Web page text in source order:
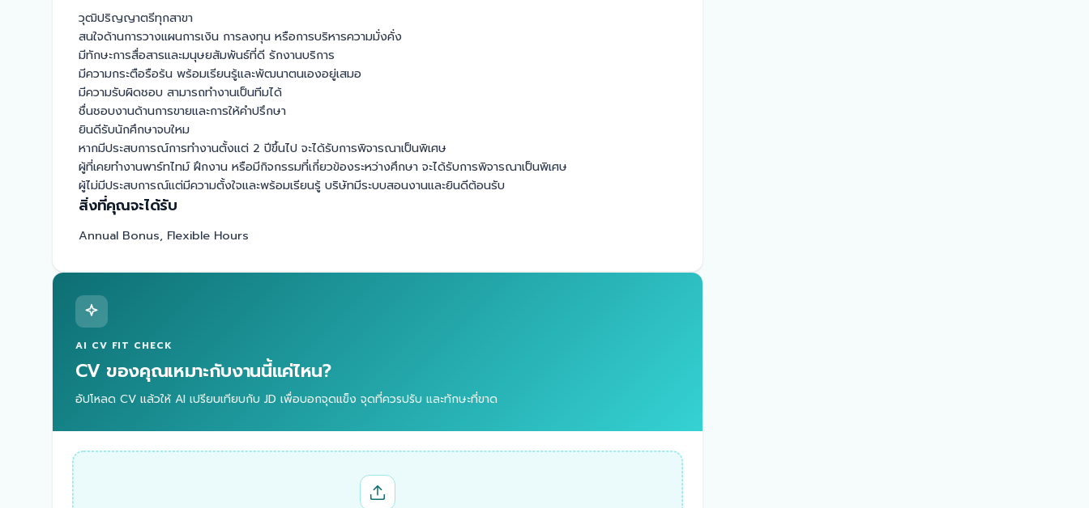
วุฒิปริญญาตรีทุกสาขา
สนใจด้านการวางแผนการเงิน การลงทุน หรือการบริหารความมั่งคั่ง
มีทักษะการสื่อสารและมนุษยสัมพันธ์ที่ดี รักงานบริการ
มีความกระตือรือร้น พร้อมเรียนรู้และพัฒนาตนเองอยู่เสมอ
มีความรับผิดชอบ สามารถทำงานเป็นทีมได้
ชื่นชอบงานด้านการขายและการให้คำปรึกษา
ยินดีรับนักศึกษาจบใหม
หากมีประสบการณ์การทำงานตั้งแต่ 2 ปีขึ้นไป จะได้รับการพิจารณาเป็นพิเศษ
ผู้ที่เคยทำงานพาร์ทไทม์ ฝึกงาน หรือมีกิจกรรมที่เกี่ยวข้องระหว่างศึกษา จะได้รับการพิจารณาเป็นพิเศษ
ผู้ไม่มีประสบการณ์แต่มีความตั้งใจและพร้อมเรียนรู้ บริษัทมีระบบสอนงานและยินดีต้อนรับ
สิ่งที่คุณจะได้รับ
Annual Bonus, Flexible Hours
AI CV FIT CHECK
CV ของคุณเหมาะกับงานนี้แค่ไหน?
อัปโหลด CV แล้วให้ AI เปรียบเทียบกับ JD เพื่อบอกจุดแข็ง จุดที่ควรปรับ และทักษะที่ขาด